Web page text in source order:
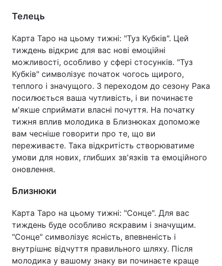
Телець
Карта Таро на цьому тижні: "Туз Кубків". Цей
тиждень відкриє для вас нові емоційні
можливості, особливо у сфері стосунків. "Туз
Кубків" символізує початок чогось щирого,
теплого і значущого. З переходом до сезону Рака
посилюється ваша чутливість, і ви починаєте
м'якше сприймати власні почуття. На початку
тижня вплив молодика в Близнюках допоможе
вам чесніше говорити про те, що ви
переживаєте. Така відкритість створюватиме
умови для нових, глибших зв'язків та емоційного
оновлення.
Близнюки
Карта Таро на цьому тижні: "Сонце". Для вас
тиждень буде особливо яскравим і значущим.
"Сонце" символізує ясність, впевненість і
внутрішнє відчуття правильного шляху. Після
молодика у вашому знаку ви починаєте краще